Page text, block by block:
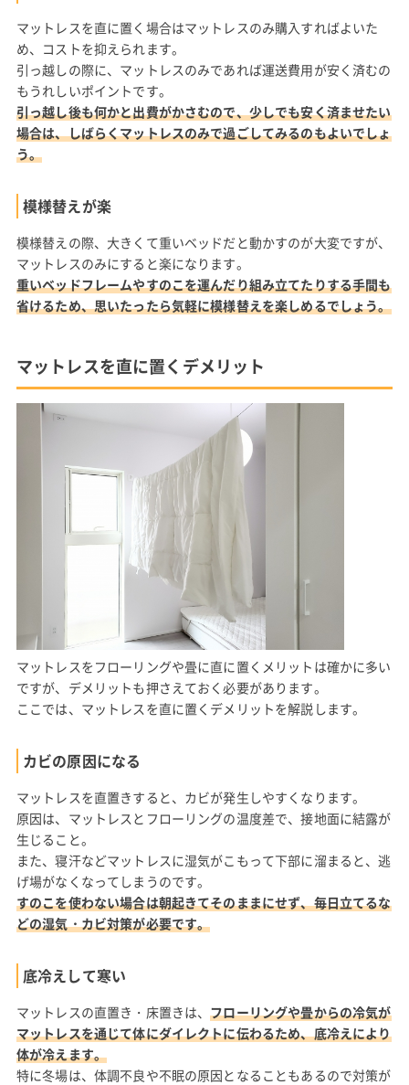
マットレスを直に置く場合はマットレスのみ購入すればよいた
め、コストを抑えられます。
引っ越しの際に、マットレスのみであれば運送費用が安く済むの
もうれしいポイントです。
引っ越し後も何かと出費がかさむので、少しでも安く済ませたい
場合は、しばらくマットレスのみで過ごしてみるのもよいでしょ
う。
模様替えが楽
模様替えの際、大きくて重いベッドだと動かすのが大変ですが、
マットレスのみにすると楽になります。
重いベッドフレームやすのこを運んだり組み立てたりする手間も
省けるため、思いたったら気軽に模様替えを楽しめるでしょう。
マットレスを直に置くデメリット
マットレスをフローリングや畳に直に置くメリットは確かに多い
ですが、デメリットも押さえておく必要があります。
ここでは、マットレスを直に置くデメリットを解説します。
カビの原因になる
マットレスを直置きすると、カビが発生しやすくなります。
原因は、マットレスとフローリングの温度差で、接地面に結露が
生じること。
また、寝汗などマットレスに湿気がこもって下部に溜まると、逃
げ場がなくなってしまうのです。
すのこを使わない場合は朝起きてそのままにせず、毎日立てるな
どの湿気・カビ対策が必要です。
底冷えして寒い
マットレスの直置き・床置きは、フローリングや畳からの冷気が
マットレスを通じて体にダイレクトに伝わるため、底冷えにより
体が冷えます。
特に冬場は、体調不良や不眠の原因となることもあるので対策が